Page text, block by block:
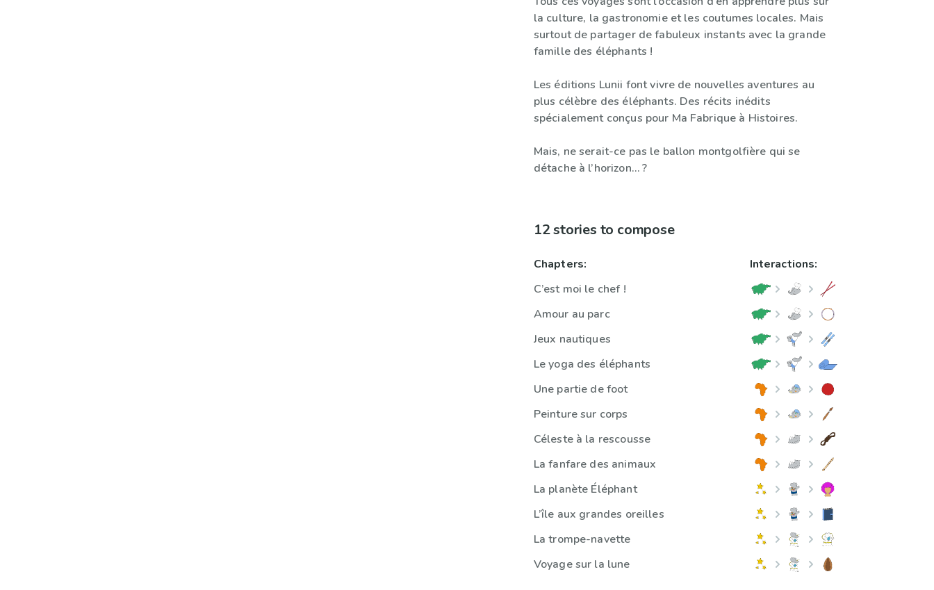
la culture, la gastronomie et les coutumes locales. Mais
surtout de partager de fabuleux instants avec la grande
famille des éléphants !
Les éditions Lunii font vivre de nouvelles aventures au
plus célèbre des éléphants. Des récits inédits
spécialement conçus pour Ma Fabrique à Histoires.
Mais, ne serait-ce pas le ballon montgolfière qui se
détache à l’horizon… ?
12 stories to compose
Chapters:
C’est moi le chef !
Amour au parc
Jeux nautiques
Le yoga des éléphants
Une partie de foot
Peinture sur corps
Céleste à la rescousse
La fanfare des animaux
La planète Éléphant
L’île aux grandes oreilles
La trompe-navette
Voyage sur la lune
Interactions: